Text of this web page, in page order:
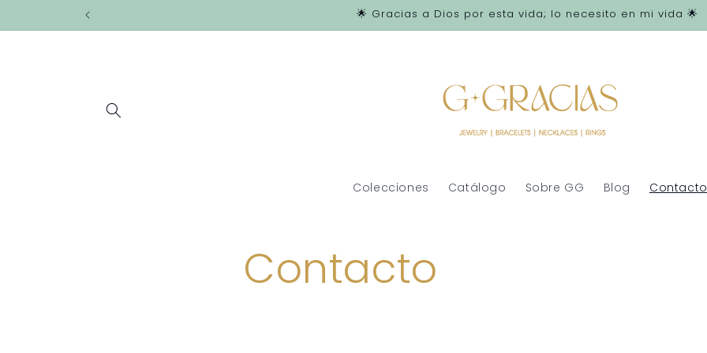
🌟 Gracias a Dios por esta vida; lo necesito en mi vida 🌟
Colecciones Catálogo Sobre GG Blog Contacto
Contacto